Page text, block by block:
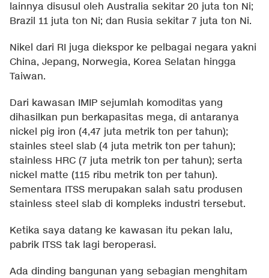
lainnya disusul oleh Australia sekitar 20 juta ton Ni;
Brazil 11 juta ton Ni; dan Rusia sekitar 7 juta ton Ni.
Nikel dari RI juga diekspor ke pelbagai negara yakni
China, Jepang, Norwegia, Korea Selatan hingga
Taiwan.
Dari kawasan IMIP sejumlah komoditas yang
dihasilkan pun berkapasitas mega, di antaranya
nickel pig iron (4,47 juta metrik ton per tahun);
stainles steel slab (4 juta metrik ton per tahun);
stainless HRC (7 juta metrik ton per tahun); serta
nickel matte (115 ribu metrik ton per tahun).
Sementara ITSS merupakan salah satu produsen
stainless steel slab di kompleks industri tersebut.
Ketika saya datang ke kawasan itu pekan lalu,
pabrik ITSS tak lagi beroperasi.
Ada dinding bangunan yang sebagian menghitam